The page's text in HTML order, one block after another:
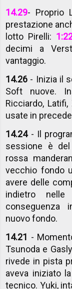
14.29- Proprio
prestazione
lotto Pirelli:
decimi a
vantaggio.
14.26 - Inizia il
Soft nuove.
Ricciardo,
usate in
14.24 - Il
sessione è
rossa
vecchio fondo
avere delle
indietro
conseguenza
nuovo fondo.
14.21 -
Tsunoda e
rivede in pista
aveva iniziato
tecnico. Yuki,